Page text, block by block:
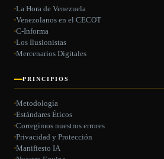
La Hora de Venezuela
Venezolanos en el CECOT
C-Informa
Los Ilusionistas
Mercenarios Digitales
PRINCIPIOS
Metodología
Estándares Éticos
Corregimos nuestros errores
Privacidad y Protección
Manifiesto IA